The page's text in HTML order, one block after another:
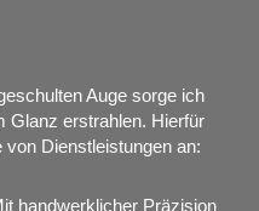
Auge sorge ich
Glanz erstrahlen. Hierfür
von Dienstleistungen an:
handwerklicher Präzision